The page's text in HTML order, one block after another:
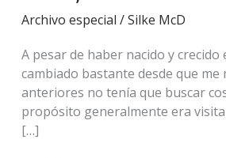
Archivo especial /Silke McD
A pesar de haber nacido y
cambiado bastante desde que me
anteriores no tenía que buscar
propósito generalmente era
[…]
visitar
en
familia
en
Lima,
Perú